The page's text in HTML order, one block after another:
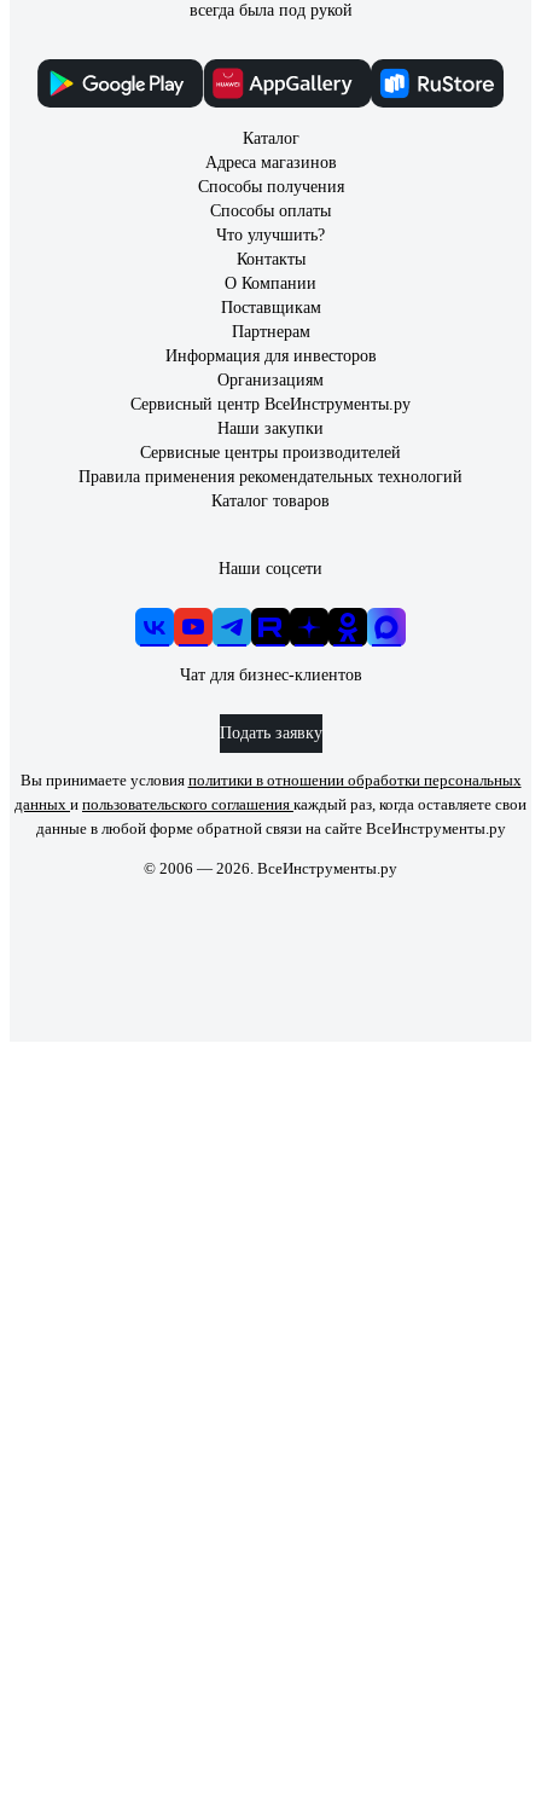
всегда была под рукой
Каталог
Адреса магазинов
Способы получения
Способы оплаты
Что улучшить?
Контакты
О Компании
Поставщикам
Партнерам
Информация для инвесторов
Организациям
Сервисный центр ВсеИнструменты.ру
Наши закупки
Сервисные центры производителей
Правила применения рекомендательных технологий
Каталог товаров
Наши соцсети
Чат для бизнес-клиентов
Подать заявку
Вы принимаете условия политики в отношении обработки персональных
данных и пользовательского соглашения каждый раз, когда оставляете свои
данные в любой форме обратной связи на сайте ВсеИнструменты.ру
© 2006 — 2026. ВсеИнструменты.ру